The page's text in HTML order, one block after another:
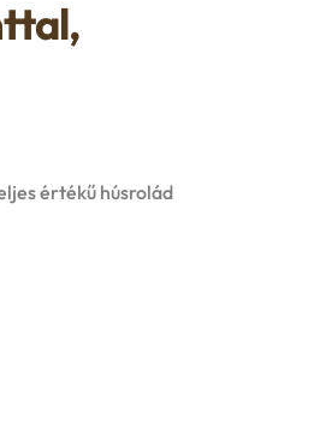
értékű húsrolád